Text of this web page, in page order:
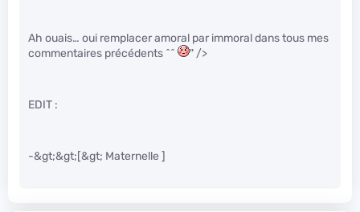
Ah ouais… oui remplacer amoral par immoral dans tous mes
commentaires précédents ^^
" />
EDIT :
-&gt;&gt;[&gt; Maternelle ]